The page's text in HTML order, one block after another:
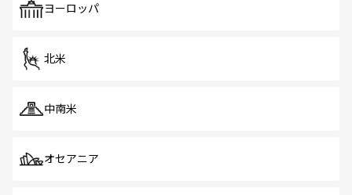
で、ホーカーズは地元の風情を楽しめる外せないスポット
ヨーロッパ
北米
中南米
オセアニア